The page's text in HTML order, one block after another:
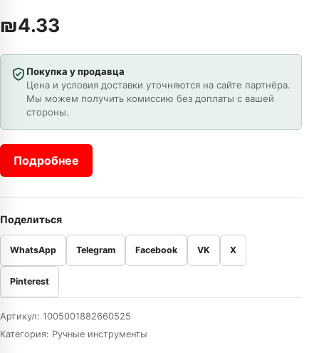
₪4.33
Покупка у продавца
Цена и условия доставки уточняются на сайте партнёра.
Мы можем получить комиссию без доплаты с вашей
стороны.
Подробнее
Поделиться
WhatsApp Telegram Facebook VK X
Pinterest
Артикул: 1005001882660525
Категория: Ручные инструменты